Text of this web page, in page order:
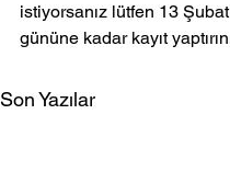
istiyorsanız lütfen 13
gününe kadar kayıt
Son Yazılar